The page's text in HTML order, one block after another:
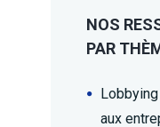
NOS
PAR
aux